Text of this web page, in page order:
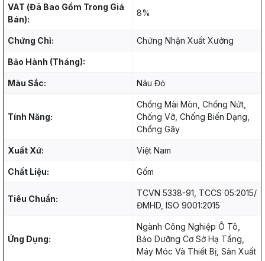
VAT (Đã Bao Gồm Trong Giá
Bán):
8%
Chứng Chỉ: Chứng Nhận Xuất Xưởng
Bảo Hành (Tháng):
Màu Sắc: Nâu Đỏ
Tính Năng:
Chống Mài Mòn, Chống Nứt,
Chống Vỡ, Chống Biến Dạng,
Chống Gãy
Xuất Xứ: Việt Nam
Chất Liệu: Gốm
Tiêu Chuẩn:
TCVN 5338-91, TCCS 05:2015/
ĐMHD, ISO 9001:2015
Ứng Dụng:
Ngành Công Nghiệp Ô Tô,
Bảo Dưỡng Cơ Sở Hạ Tầng,
Máy Móc Và Thiết Bị, Sản Xuất